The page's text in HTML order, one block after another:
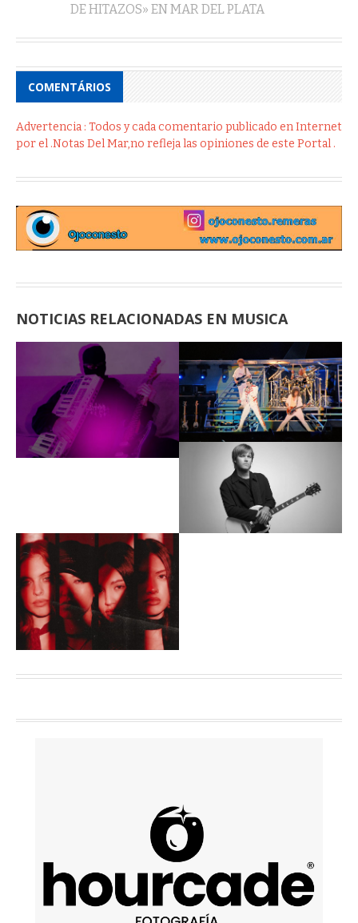
DE HITAZOS» EN MAR DEL PLATA
COMENTÁRIOS
Advertencia : Todos y cada comentario publicado en Internet
por el .Notas Del Mar,no refleja las opiniones de este Portal .
NOTICIAS RELACIONADAS EN MUSICA